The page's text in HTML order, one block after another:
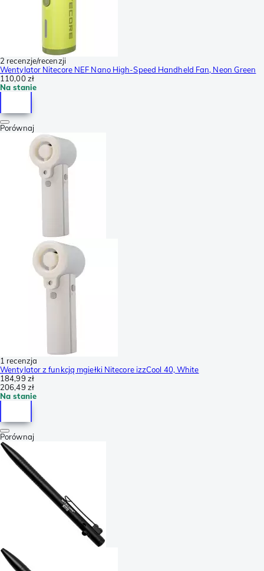
2 recenzje/recenzji
Wentylator Nitecore NEF Nano High-Speed Handheld Fan, Neon Green
110,00 zł
Na stanie
Porównaj
1 recenzja
Wentylator z funkcją mgiełki Nitecore izzCool 40, White
184,99 zł
206,49 zł
Na stanie
Porównaj